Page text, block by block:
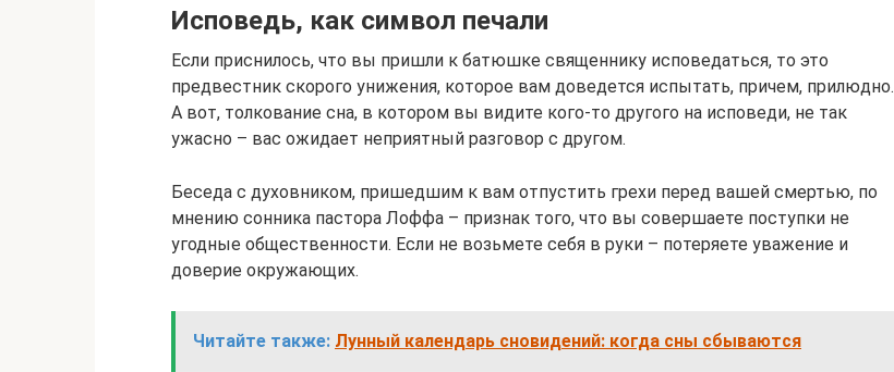
Исповедь, как символ печали
Если приснилось, что вы пришли к батюшке священнику исповедаться, то это
предвестник скорого унижения, которое вам доведется испытать, причем, прилюдно.
А вот, толкование сна, в котором вы видите кого-то другого на исповеди, не так
ужасно – вас ожидает неприятный разговор с другом.
Беседа с духовником, пришедшим к вам отпустить грехи перед вашей смертью, по
мнению сонника пастора Лоффа – признак того, что вы совершаете поступки не
угодные общественности. Если не возьмете себя в руки – потеряете уважение и
доверие окружающих.
Читайте также: Лунный календарь сновидений: когда сны сбываются